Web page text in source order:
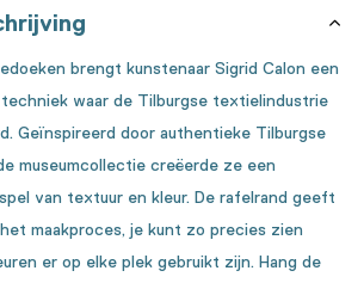
brengt kunstenaar Sigrid Calon een
waar de Tilburgse textielindustrie
Geïnspireerd door authentieke Tilburgse
museumcollectie creëerde ze een
van textuur en kleur. De rafelrand geeft
maakproces, je kunt zo precies zien
er op elke plek gebruikt zijn. Hang de